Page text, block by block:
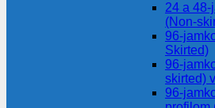
24 a
(Non-
96-
Skirted)
96-
skirted)
96-